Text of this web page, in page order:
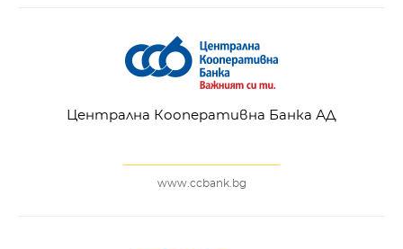
Централна Кооперативна Банка АД
www.ccbank.bg